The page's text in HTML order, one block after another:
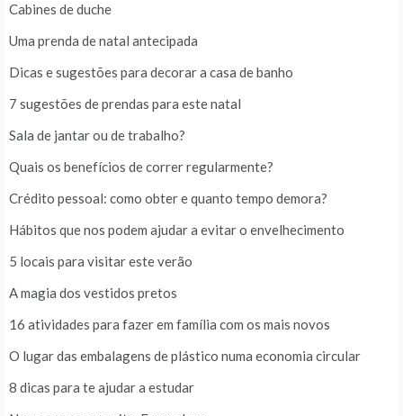
Cabines de duche
Uma prenda de natal antecipada
Dicas e sugestões para decorar a casa de banho
7 sugestões de prendas para este natal
Sala de jantar ou de trabalho?
Quais os benefícios de correr regularmente?
Crédito pessoal: como obter e quanto tempo demora?
Hábitos que nos podem ajudar a evitar o envelhecimento
5 locais para visitar este verão
A magia dos vestidos pretos
16 atividades para fazer em família com os mais novos
O lugar das embalagens de plástico numa economia circular
8 dicas para te ajudar a estudar